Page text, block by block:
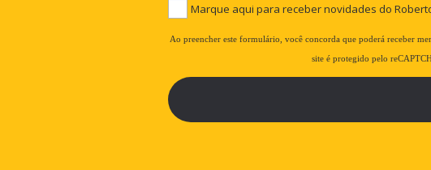
Marque aqui para receber novidades do
Ao preencher este formulário, você concorda que poderá receber
site é protegido pelo